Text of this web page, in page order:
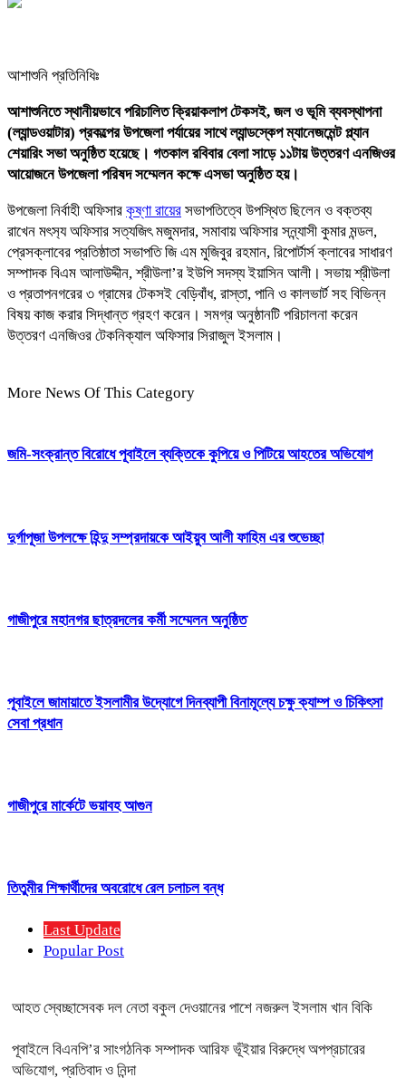
আশাশুনি প্রতিনিধিঃ
আশাশুনিতে স্থানীয়ভাবে পরিচালিত ক্রিয়াকলাপ টেকসই, জল ও ভূমি ব্যবস্থাপনা
(ল্যান্ডওয়াটার) প্রকল্পের উপজেলা পর্যায়ের সাথে ল্যান্ডস্কেপ ম্যানেজমেন্ট প্ল্যান
শেয়ারিং সভা অনুষ্ঠিত হয়েছে। গতকাল রবিবার বেলা সাড়ে ১১টায় উত্তরণ এনজিওর
আয়োজনে উপজেলা পরিষদ সম্মেলন কক্ষে এসভা অনুষ্ঠিত হয়।
উপজেলা নির্বাহী অফিসার কৃষ্ণা রায়ের সভাপতিত্বে উপস্থিত ছিলেন ও বক্তব্য
রাখেন মৎস‍্য অফিসার সত্যজিৎ মজুমদার, সমাবায় অফিসার সন্ন্যাসী কুমার মন্ডল,
প্রেসক্লাবের প্রতিষ্ঠাতা সভাপতি জি এম মুজিবুর রহমান, রিপোর্টার্স ক্লাবের সাধারণ
সম্পাদক বিএম আলাউদ্দীন, শ্রীউল‍া’র ইউপি সদস্য ইয়াসিন আলী। সভায় শ্রীউল‍া
ও প্রতাপনগরের ৩ গ্রামের টেকসই বেড়িবাঁধ, রাস্তা, পানি ও কালভার্ট সহ বিভিন্ন
বিষয় কাজ করার সিদ্ধান্ত গ্রহণ করেন। সমগ্র অনুষ্ঠানটি পরিচালনা করেন
উত্তরণ এনজিওর টেকনিক্যাল অফিসার সিরাজুল ইসলাম।
More News Of This Category
জমি-সংক্রান্ত বিরোধে পূবাইলে ব্যক্তিকে কুপিয়ে ও পিটিয়ে আহতের অভিযোগ
দুর্গাপূজা উপলক্ষে হিন্দু সম্প্রদায়কে আইয়ুব আলী ফাহিম এর শুভেচ্ছা
গাজীপুরে মহানগর ছাত্রদলের কর্মী সম্মেলন অনুষ্ঠিত
পূবাইলে জামায়াতে ইসলামীর উদ্যোগে দিনব্যাপী বিনামূল্যে চক্ষু ক্যাম্প ও চিকিৎসা
সেবা প্রধান
গাজীপুরে মার্কেটে ভয়াবহ আগুন
তিতুমীর শিক্ষার্থীদের অবরোধে রেল চলাচল বন্ধ
Last Update
Popular Post
আহত স্বেচ্ছাসেবক দল নেতা বকুল দেওয়ানের পাশে নজরুল ইসলাম খান বিকি
পূবাইলে বিএনপি’র সাংগঠনিক সম্পাদক আরিফ ভূঁইয়ার বিরুদ্ধে অপপ্রচারের
অভিযোগ, প্রতিবাদ ও নিন্দা